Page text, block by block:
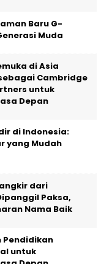
Baru G-
Muda
di Asia
Cambridge
untuk
Depan
di Indonesia:
yang Mudah
dari
Paksa,
Nama Baik
Pendidikan
untuk